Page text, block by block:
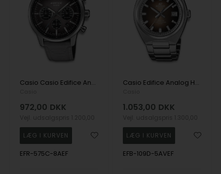
Casio Casio Edifice Analog Herre ur
972,00 DKK
EFR-575C-8AEF
Casio Edifice Analog Herreur
1.053,00 DKK
EFB-109D-5AVEF